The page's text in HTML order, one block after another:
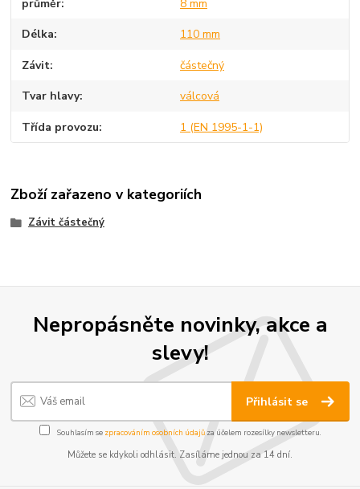
průměr 8 mm
Délka 110 mm
Závit částečný
Tvar hlavy válcová
Třída provozu 1 (EN 1995-1-1)
Zboží zařazeno v kategoriích
Závit částečný
Nepropásněte novinky, akce a
slevy!
Přihlásit se
Souhlasím se zpracováním osobních údajůza účelem rozesílky newsletteru.
Můžete se kdykoli odhlásit. Zasíláme jednou za 14 dní.